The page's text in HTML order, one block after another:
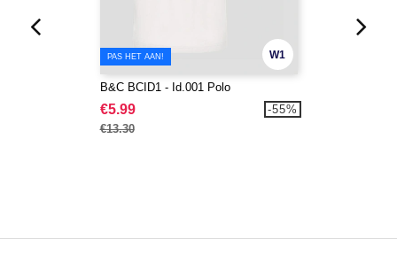
W1
PAS HET AAN!
B&C BCID1 - Id.001 Polo
€5.99
€13.30
-55%